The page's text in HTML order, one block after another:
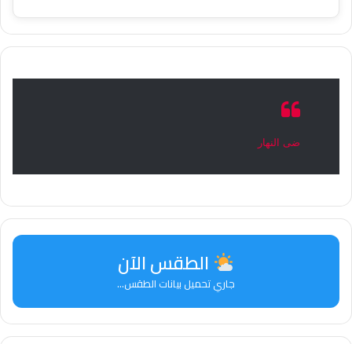
ضى النهار
الطقس الآن
جاري تحميل بيانات الطقس...